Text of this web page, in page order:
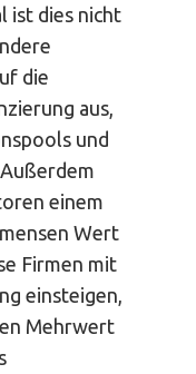
ist dies nicht
die
aus,
und
einem
Wert
Firmen mit
einsteigen,
Mehrwert